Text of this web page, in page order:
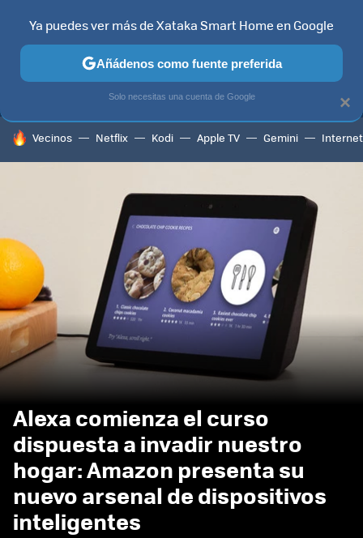
MENÚ NUEVO
CONTENIDOS SMART TV
HOY SE HABLA DE
Vecinos Netflix Kodi Apple TV Gemini Internet
Alexa comienza el curso
dispuesta a invadir nuestro
hogar: Amazon presenta su
nuevo arsenal de dispositivos
inteligentes
×
Ya puedes ver más de Xataka Smart Home en Google
Añádenos como fuente preferida
Solo necesitas una cuenta de Google